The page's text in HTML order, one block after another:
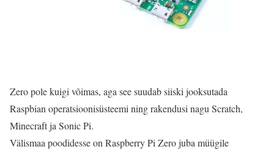
Zero pole kuigi võimas, aga see suudab siiski jooksutada
Raspbian operatsioonisüsteemi ning rakendusi nagu Scratch,
Minecraft ja Sonic Pi.
Välismaa poodidesse on Raspberry Pi Zero juba müügile